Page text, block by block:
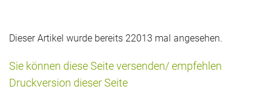
Dieser Artikel wurde bereits 22013 mal angesehen.
Sie können diese Seite versenden/ empfehlen
Druckversion dieser Seite